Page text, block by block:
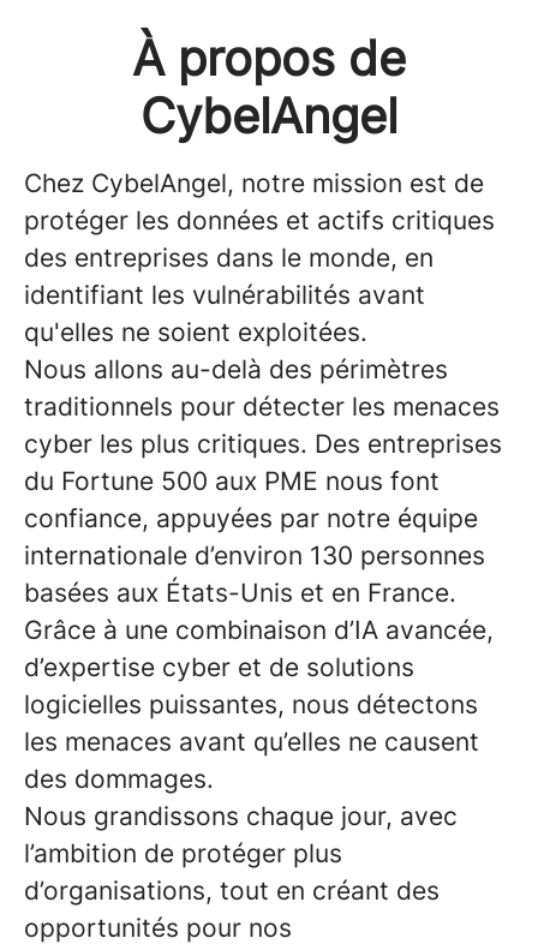
À propos de
CybelAngel
Chez CybelAngel, notre mission est de
protéger les données et actifs critiques
des entreprises dans le monde, en
identifiant les vulnérabilités avant
qu'elles ne soient exploitées.
Nous allons au-delà des périmètres
traditionnels pour détecter les menaces
cyber les plus critiques. Des entreprises
du Fortune 500 aux PME nous font
confiance, appuyées par notre équipe
internationale d’environ 130 personnes
basées aux États-Unis et en France.
Grâce à une combinaison d’IA avancée,
d’expertise cyber et de solutions
logicielles puissantes, nous détectons
les menaces avant qu’elles ne causent
des dommages.
Nous grandissons chaque jour, avec
l’ambition de protéger plus
d’organisations, tout en créant des
opportunités pour nos